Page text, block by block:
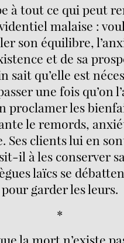
à tout ce qui peut
malaise :
son équilibre,
et de sa
sait qu’elle est
une fois qu’on
proclamer les
le remords,
Ses clients lui en
il à les conserver
laïcs se
pour garder les leurs.
*
la mort n’existe